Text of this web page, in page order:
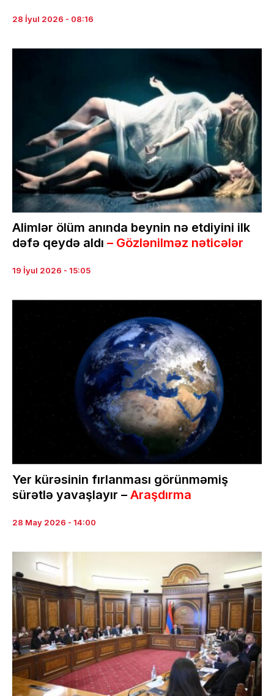
28 İyul 2026 - 08:16
Alimlər ölüm anında beynin nə etdiyini ilk
dəfə qeydə aldı – Gözlənilməz nəticələr
19 İyul 2026 - 15:05
Yer kürəsinin fırlanması görünməmiş
sürətlə yavaşlayır – Araşdırma
28 May 2026 - 14:00